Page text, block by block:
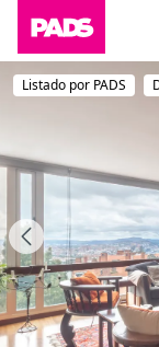
Listado por PADS